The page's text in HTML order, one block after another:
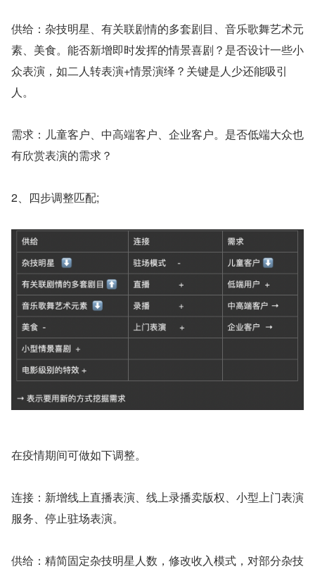
供给：杂技明星、有关联剧情的多套剧目、音乐歌舞艺术元
素、美食。能否新增即时发挥的情景喜剧？是否设计一些小
众表演，如二人转表演+情景演绎？关键是人少还能吸引
人。
需求：儿童客户、中高端客户、企业客户。是否低端大众也
有欣赏表演的需求？
2、四步调整匹配;
在疫情期间可做如下调整。
连接：新增线上直播表演、线上录播卖版权、小型上门表演
服务、停止驻场表演。
供给：精简固定杂技明星人数，修改收入模式，对部分杂技